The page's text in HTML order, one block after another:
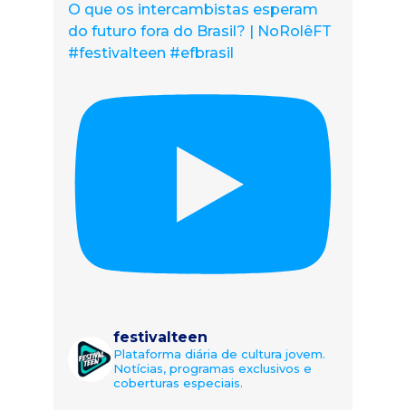
O que os intercambistas esperam
do futuro fora do Brasil? | NoRolêFT
#festivalteen #efbrasil
festivalteen
Plataforma diária de cultura jovem.
Notícias, programas exclusivos e
coberturas especiais.